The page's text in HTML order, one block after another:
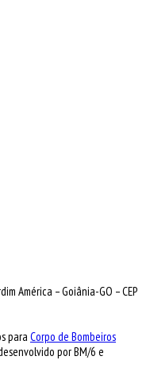
América – Goiânia-GO – CEP
para Corpo de Bombeiros
por BM/6 e